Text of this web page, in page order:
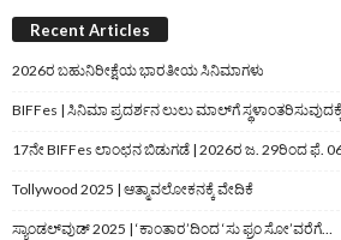
Recent Articles
2026ರ ಬಹುನಿರೀಕ್ಷೆಯ ಭಾರತೀಯ ಸಿನಿಮಾಗಳು
BIFFes | ಸಿನಿಮಾ ಪ್ರದರ್ಶನ ಲುಲು ಮಾಲ್‌ಗೆ
17ನೇ BIFFes ಲಾಂಛನ ಬಿಡುಗಡೆ | 2026ರ ಜ. 29ರಿಂದ ಫೆ.
Tollywood 2025 | ಆತ್ಮಾವಲೋಕನಕ್ಕೆ ವೇದಿಕೆ
ಸ್ಯಾಂಡಲ್‌ವುಡ್‌ 2025 | ‘ಕಾಂತಾರ’ದಿಂದ ‘ಸು ಫ್ರಂ ಸೋ’ವರೆಗೆ…